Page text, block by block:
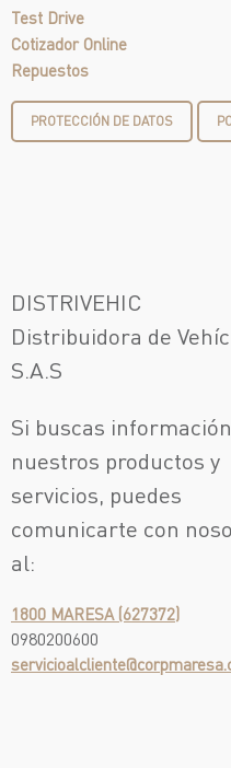
Test Drive
Cotizador Online
Repuestos
PROTECCIÓN DE DATOS
DISTRIVEHIC
Distribuidora de
S.A.S
Si buscas
nuestros productos y
servicios, puedes
comunicarte con
al:
1800 MARESA (627372)
0980200600